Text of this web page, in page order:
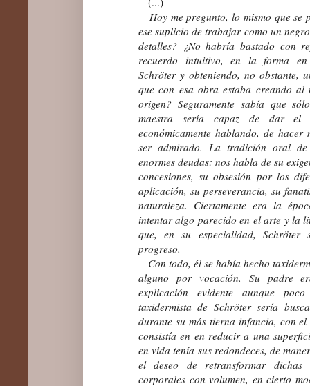
Hoy me pregunto, lo mismo que se
ese suplicio de trabajar como un
detalles? ¿No habría bastado con
recuerdo intuitivo, en la forma en
Schröter y obteniendo, no obstante,
que con esa obra estaba creando al
origen? Seguramente sabía que
maestra sería capaz de dar el
económicamente hablando, de
ser admirado. La tradición oral
enormes deudas: nos habla de su
concesiones, su obsesión por los
aplicación, su perseverancia, su
naturaleza. Ciertamente era la
intentar algo parecido en el arte y la
que, en su especialidad,
progreso.
Con todo, él se había hecho
alguno por vocación. Su padre
explicación evidente aunque
taxidermista de Schröter sería
durante su más tierna infancia, con
consistía en en reducir a una
en vida tenía sus redondeces, de
el deseo de retransformar dichas
corporales con volumen, en cierto